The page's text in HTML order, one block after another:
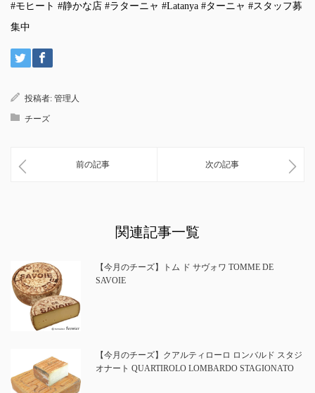
#モヒート #静かな店 #ラターニャ #Latanya #ターニャ #スタッフ募
集中
投稿者: 管理人
チーズ
前の記事 次の記事
関連記事一覧
【今月のチーズ】トム ド サヴォワ TOMME DE
SAVOIE
【今月のチーズ】クアルティローロ ロンバルド スタジ
オナート QUARTIROLO LOMBARDO STAGIONATO